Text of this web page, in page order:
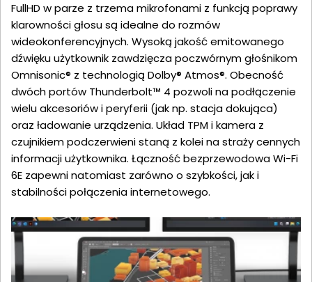
FullHD w parze z trzema mikrofonami z funkcją poprawy
klarowności głosu są idealne do rozmów
wideokonferencyjnych. Wysoką jakość emitowanego
dźwięku użytkownik zawdzięcza poczwórnym głośnikom
Omnisonic® z technologią Dolby® Atmos®. Obecność
dwóch portów Thunderbolt™ 4 pozwoli na podłączenie
wielu akcesoriów i peryferii (jak np. stacja dokująca)
oraz ładowanie urządzenia. Układ TPM i kamera z
czujnikiem podczerwieni staną z kolei na straży cennych
informacji użytkownika. Łączność bezprzewodowa Wi-Fi
6E zapewni natomiast zarówno o szybkości, jak i
stabilności połączenia internetowego.